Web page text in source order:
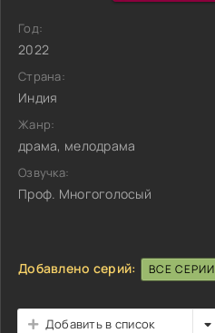
Год:
2022
Страна:
Индия
Жанр:
драма, мелодрама
Озвучка:
Проф. Многоголосый
Добавлено серий: ВСЕ СЕРИИ
Добавить в список